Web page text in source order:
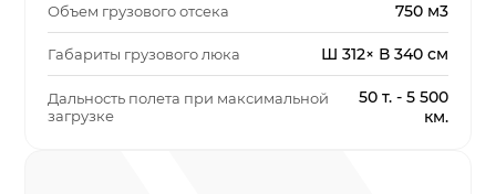
Объем грузового отсека 750 м3
Габариты грузового люка Ш 312× В 340 см
Дальность полета при максимальной
загрузке
50 т. - 5 500
км.